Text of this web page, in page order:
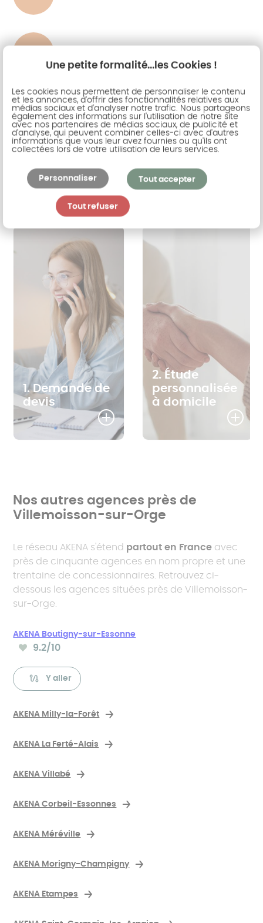
Les étapes de votre projet
Retrouvez ici les étapes de votre futur projet avec
1. Demande de
devis
2. Étude
personnalisée
à domicile
Nos autres agences près de
Villemoisson-sur-Orge
Le réseau AKENA s'étend partout en France avec
près de cinquante agences en nom propre et une
trentaine de concessionnaires. Retrouvez ci-
dessous les agences situées près de Villemoisson-
sur-Orge.
AKENA Boutigny-sur-Essonne
Note moyenne :
9.2/10
Y aller
AKENA Milly-la-Forêt
AKENA La Ferté-Alais
AKENA Villabé
AKENA Corbeil-Essonnes
AKENA Méréville
AKENA Morigny-Champigny
AKENA Etampes
Une petite formalité...les Cookies !
Les cookies nous permettent de personnaliser le contenu
et les annonces, d'offrir des fonctionnalités relatives aux
médias sociaux et d'analyser notre trafic. Nous partageons
également des informations sur l'utilisation de notre site
avec nos partenaires de médias sociaux, de publicité et
d'analyse, qui peuvent combiner celles-ci avec d'autres
informations que vous leur avez fournies ou qu'ils ont
collectées lors de votre utilisation de leurs services.
Tout accepter
Tout refuser
Personnaliser